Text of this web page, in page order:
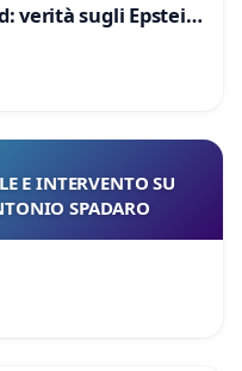
verità sugli Epstein
E INTERVENTO SU
SPADARO